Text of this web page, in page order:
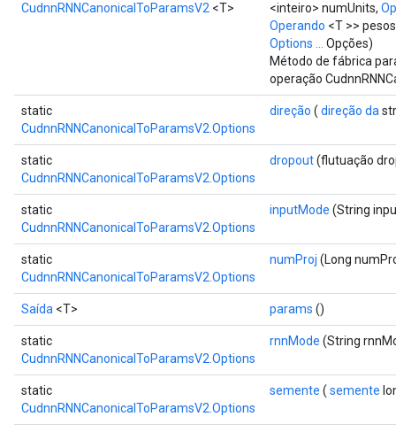
CudnnRNNCanonicalToParamsV2 <T>
<inteiro> numUnits,
Operando <T >>
Options ...
Opções)
Método de fábrica
operação
static
CudnnRNNCanonicalToParamsV2.Options
direção ( direção da
static
CudnnRNNCanonicalToParamsV2.Options
dropout(flutuação
static
CudnnRNNCanonicalToParamsV2.Options
inputMode (String
static
CudnnRNNCanonicalToParamsV2.Options
numProj (Long
Saída <T> params ()
static
CudnnRNNCanonicalToParamsV2.Options
rnnMode (String
static
CudnnRNNCanonicalToParamsV2.Options
semente ( semente